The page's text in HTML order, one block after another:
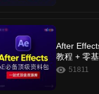
After
教程 + 零
c） 51811